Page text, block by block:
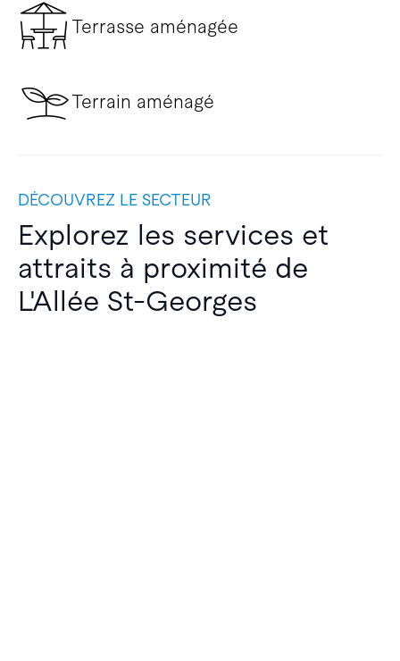
Terrasse aménagée
Terrain aménagé
DÉCOUVREZ LE SECTEUR
Explorez les services et
attraits à proximité de
L'Allée St-Georges